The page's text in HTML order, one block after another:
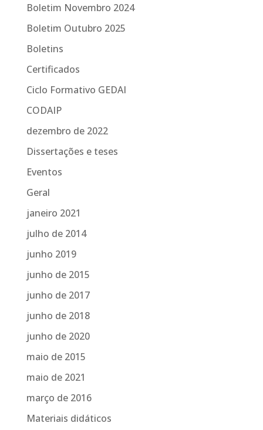
Boletim Novembro 2024
Boletim Outubro 2025
Boletins
Certificados
Ciclo Formativo GEDAI
CODAIP
dezembro de 2022
Dissertações e teses
Eventos
Geral
janeiro 2021
julho de 2014
junho 2019
junho de 2015
junho de 2017
junho de 2018
junho de 2020
maio de 2015
maio de 2021
março de 2016
Materiais didáticos